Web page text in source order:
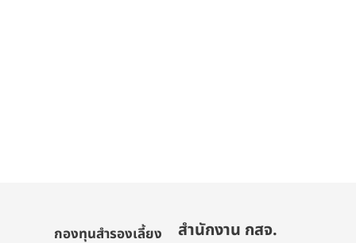
กองทุนสำรองเลี้ยง
สำนักงาน กสจ.